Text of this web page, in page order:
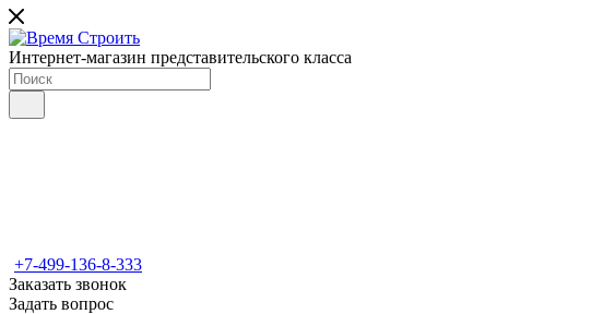
Интернет-магазин представительского класса
+7-499-136-8-333
Заказать звонок
Задать вопрос